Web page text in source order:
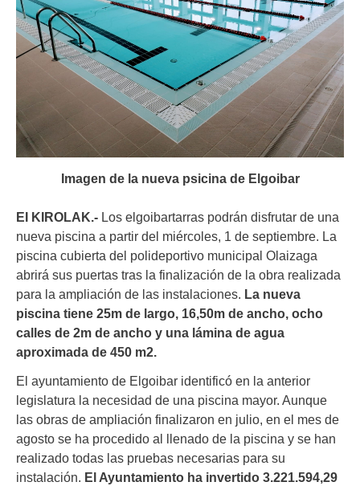
Imagen de la nueva psicina de Elgoibar
EI KIROLAK.- Los elgoibartarras podrán disfrutar de una
nueva piscina a partir del miércoles, 1 de septiembre. La
piscina cubierta del polideportivo municipal Olaizaga
abrirá sus puertas tras la finalización de la obra realizada
para la ampliación de las instalaciones. La nueva
piscina tiene 25m de largo, 16,50m de ancho, ocho
calles de 2m de ancho y una lámina de agua
aproximada de 450 m2.
El ayuntamiento de Elgoibar identificó en la anterior
legislatura la necesidad de una piscina mayor. Aunque
las obras de ampliación finalizaron en julio, en el mes de
agosto se ha procedido al llenado de la piscina y se han
realizado todas las pruebas necesarias para su
instalación. El Ayuntamiento ha invertido 3.221.594,29